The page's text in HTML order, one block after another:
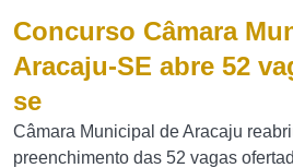
Concurso Câmara
Aracaju-SE abre 52
se
Câmara Municipal de Aracaju
preenchimento das 52 vagas